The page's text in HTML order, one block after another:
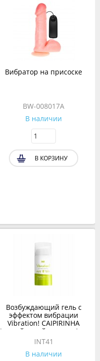
Вибратор на присоске
BW-008017A
В наличии
В КОРЗИНУ
Возбуждающий гель с
эффектом вибрации
Vibration! CAIPIRINHA
(коктейль кайпиринья) от
INTT 15 мл
INT41
В наличии